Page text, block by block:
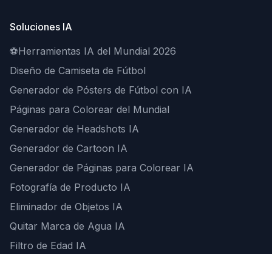
Soluciones IA
⚽Herramientas IA del Mundial 2026
Diseño de Camiseta de Fútbol
Generador de Pósters de Fútbol con IA
Páginas para Colorear del Mundial
Generador de Headshots IA
Generador de Cartoon IA
Generador de Páginas para Colorear IA
Fotografía de Producto IA
Eliminador de Objetos IA
Quitar Marca de Agua IA
Filtro de Edad IA